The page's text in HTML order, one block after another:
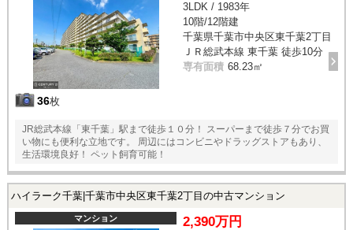
36枚
3LDK / 1983年
10階/12階建
千葉県千葉市中央区東千葉2丁目
ＪＲ総武本線 東千葉 徒歩10分
専有面積 68.23㎡
JR総武本線「東千葉」駅まで徒歩１０分！ スーパーまで徒歩７分でお買
い物にも便利な立地です。 周辺にはコンビニやドラッグストアもあり、
生活環境良好！ ペット飼育可能！
ハイラーク千葉|千葉市中央区東千葉2丁目の中古マンション
マンション 2,390万円